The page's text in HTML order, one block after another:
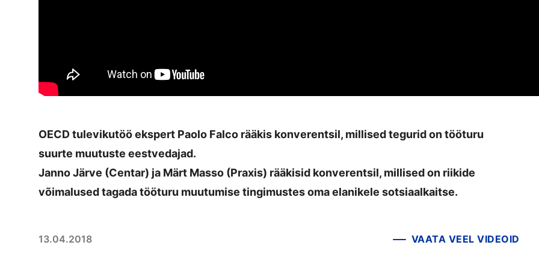
OECD tulevikutöö ekspert Paolo Falco rääkis konverentsil, millised tegurid on tööturu
suurte muutuste eestvedajad.
Janno Järve (Centar) ja Märt Masso (Praxis) rääkisid konverentsil, millised on riikide
võimalused tagada tööturu muutumise tingimustes oma elanikele sotsiaalkaitse.
13.04.2018 VAATA VEEL VIDEOID